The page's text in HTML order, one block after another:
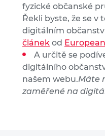
fyzické občanské
Řekli byste, že se
digitálním
článek od
A určitě se
digitálního
našem webu.Máte
zaměřené na